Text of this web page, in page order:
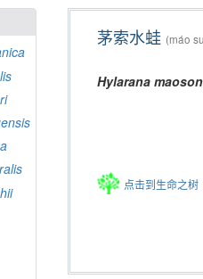
茅索水蛙 (máo
Hylarana
点击到生命之树